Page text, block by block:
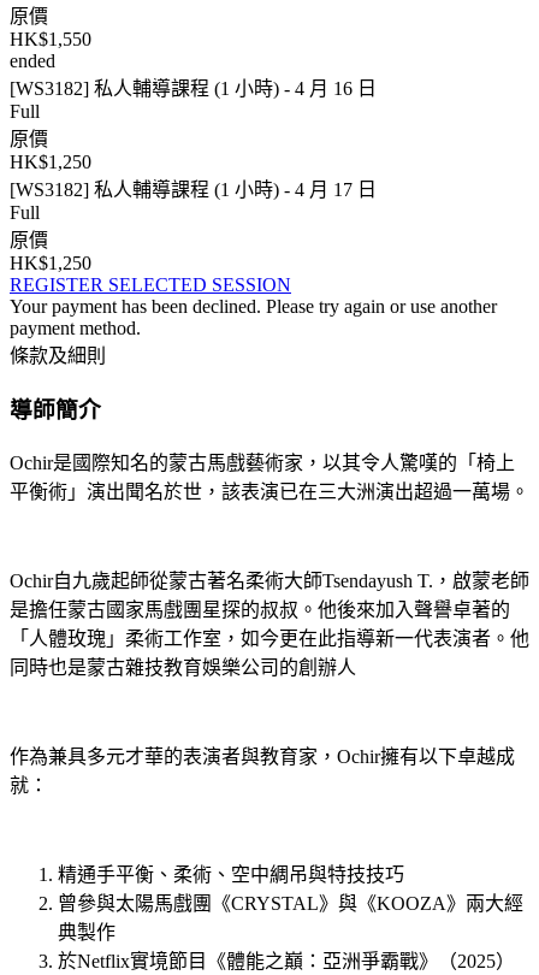
原價
HK$1,550
ended
[WS3182] 私人輔導課程 (1 小時) - 4 月 16 日
Full
原價
HK$1,250
[WS3182] 私人輔導課程 (1 小時) - 4 月 17 日
Full
原價
HK$1,250
REGISTER SELECTED SESSION
Your payment has been declined. Please try again or use another
payment method.
條款及細則
導師簡介
Ochir是國際知名的蒙古馬戲藝術家，以其令人驚嘆的「椅上
平衡術」演出聞名於世，該表演已在三大洲演出超過一萬場。
Ochir自九歲起師從蒙古著名柔術大師Tsendayush T.，啟蒙老師
是擔任蒙古國家馬戲團星探的叔叔。他後來加入聲譽卓著的
「人體玫瑰」柔術工作室，如今更在此指導新一代表演者。他
同時也是蒙古雜技教育娛樂公司的創辦人
作為兼具多元才華的表演者與教育家，Ochir擁有以下卓越成
就：
精通手平衡、柔術、空中綢吊與特技技巧
曾參與太陽馬戲團《CRYSTAL》與《KOOZA》兩大經
典製作
於Netflix實境節目《體能之巔：亞洲爭霸戰》（2025）